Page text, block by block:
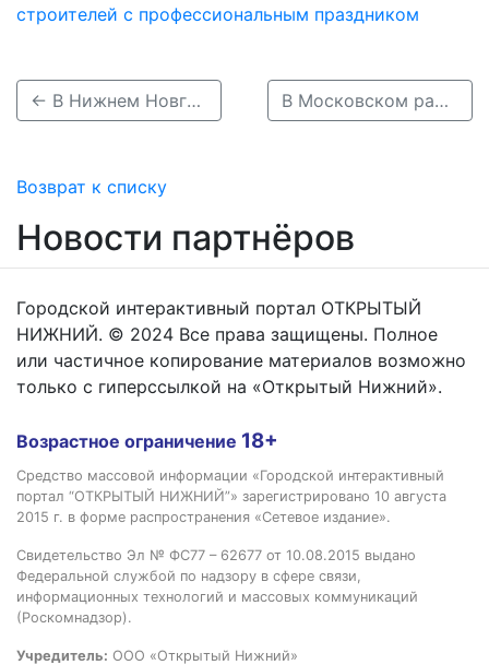
строителей с профессиональным праздником
← В Нижнем Новгороде открылся обновлённый парк имени 1 Мая В Московском районе Нижнего Новгорода установили две новые детские площадки →
Возврат к списку
Новости партнёров
Городской интерактивный портал ОТКРЫТЫЙ
НИЖНИЙ. © 2024 Все права защищены. Полное
или частичное копирование материалов возможно
только с гиперссылкой на «Открытый Нижний».
Возрастное ограничение 18+
Средство массовой информации «Городской интерактивный
портал “ОТКРЫТЫЙ НИЖНИЙ”» зарегистрировано 10 августа
2015 г. в форме распространения «Сетевое издание».
Свидетельство Эл № ФС77 – 62677 от 10.08.2015 выдано
Федеральной службой по надзору в сфере связи,
информационных технологий и массовых коммуникаций
(Роскомнадзор).
Учредитель: ООО «Открытый Нижний»